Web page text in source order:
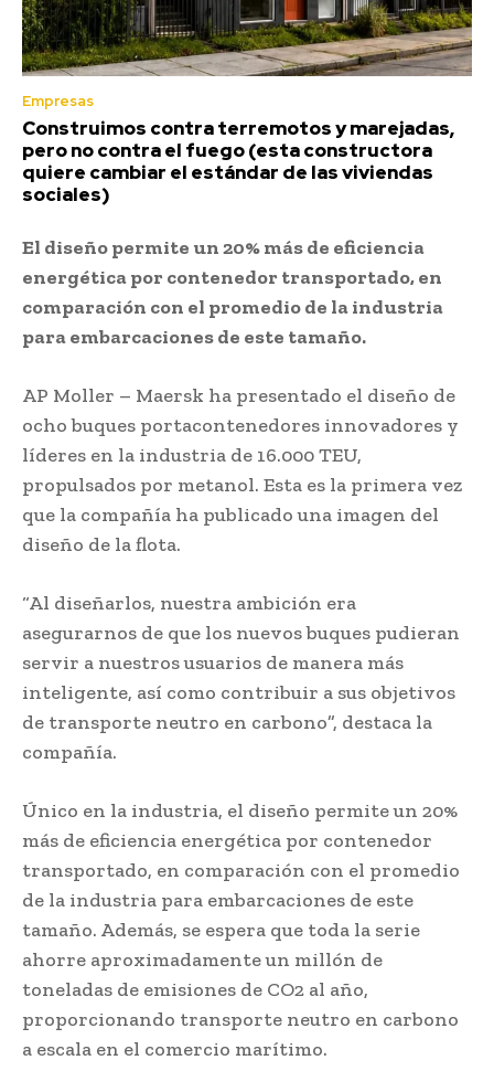
Empresas
Construimos contra terremotos y marejadas,
pero no contra el fuego (esta constructora
quiere cambiar el estándar de las viviendas
sociales)
El diseño permite un 20% más de eficiencia
energética por contenedor transportado, en
comparación con el promedio de la industria
para embarcaciones de este tamaño.
AP Moller – Maersk ha presentado el diseño de
ocho buques portacontenedores innovadores y
líderes en la industria de 16.000 TEU,
propulsados ​​por metanol. Esta es la primera vez
que la compañía ha publicado una imagen del
diseño de la flota.
“Al diseñarlos, nuestra ambición era
asegurarnos de que los nuevos buques pudieran
servir a nuestros usuarios de manera más
inteligente, así como contribuir a sus objetivos
de transporte neutro en carbono”, destaca la
compañía.
Único en la industria, el diseño permite un 20%
más de eficiencia energética por contenedor
transportado, en comparación con el promedio
de la industria para embarcaciones de este
tamaño. Además, se espera que toda la serie
ahorre aproximadamente un millón de
toneladas de emisiones de CO2 al año,
proporcionando transporte neutro en carbono
a escala en el comercio marítimo.